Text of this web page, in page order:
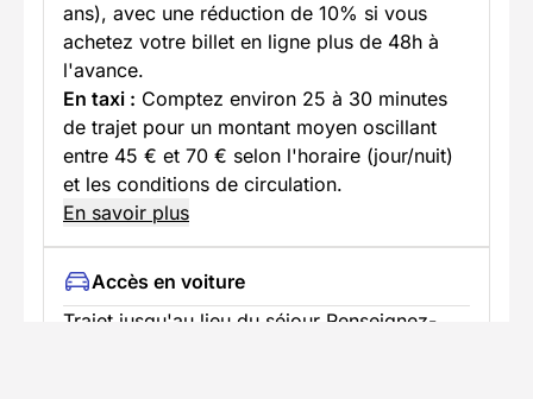
ans), avec une réduction de 10% si vous
achetez votre billet en ligne plus de 48h à
l'avance.
En taxi : Comptez environ 25 à 30 minutes
de trajet pour un montant moyen oscillant
entre 45 € et 70 € selon l'horaire (jour/nuit)
et les conditions de circulation.
En savoir plus
Accès en voiture
Trajet jusqu'au lieu du séjour Renseignez-